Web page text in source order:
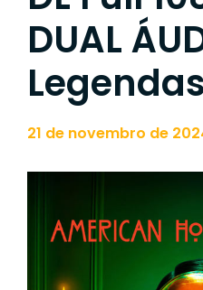
DUAL
Legendas
21 de novembro de